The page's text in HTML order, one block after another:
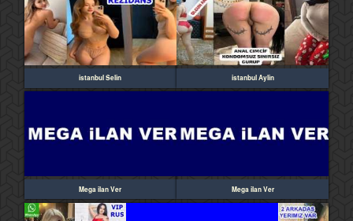
istanbul Selin istanbul Aylin
Mega ilan Ver Mega ilan Ver